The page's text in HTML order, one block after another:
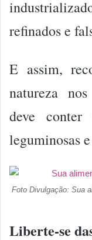
refinados e
E assim,
natureza
deve conter
leguminosas
Foto Divulgação: Sua
Liberte-se